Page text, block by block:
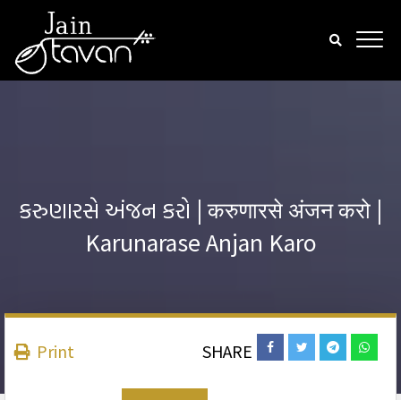
કરુણારસે અંજન કરો | करुणारसे अंजन करो |
Karunarase Anjan Karo
Print SHARE